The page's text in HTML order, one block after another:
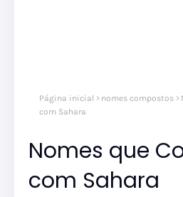
Página inicial nomes compostos
com Sahara
Nomes que
com Sahara